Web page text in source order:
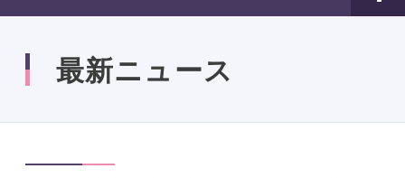
最新ニュース